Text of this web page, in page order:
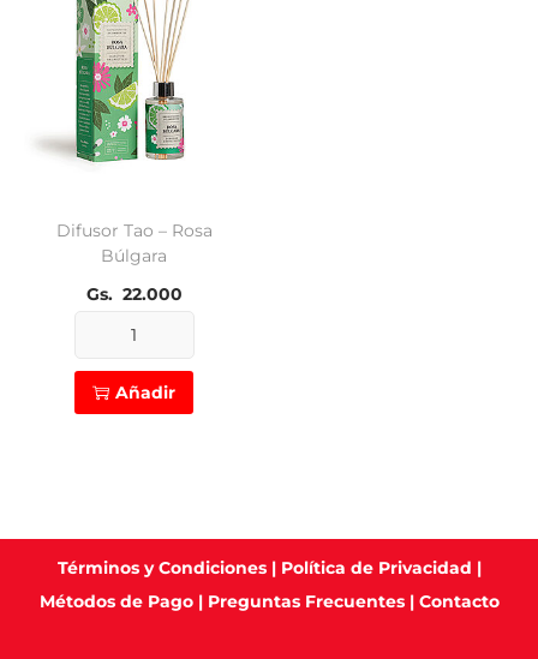
Difusor Tao – Rosa
Búlgara
Gs. 22.000
Tao
-
Añadir
Términos y Condiciones| Política de Privacidad |
Métodos de Pago| Preguntas Frecuentes| Contacto